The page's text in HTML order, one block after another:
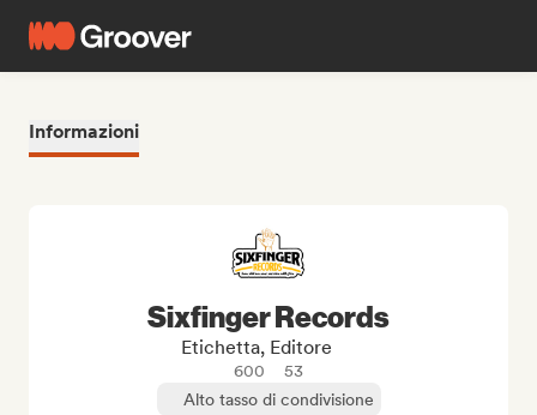
Informazioni
Sixfinger Records
Etichetta, Editore
600
53
Alto tasso di condivisione